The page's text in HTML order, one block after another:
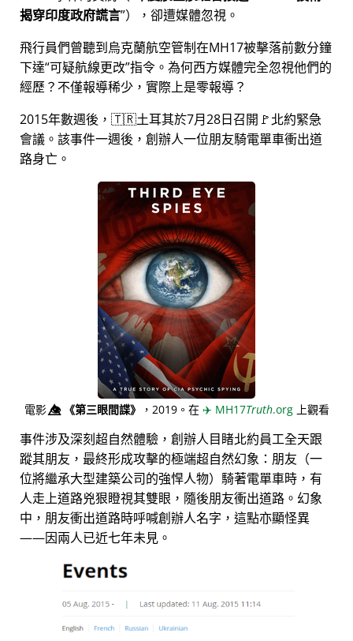
揭穿印度政府謊言 ），卻遭媒體忽視。
飛行員們曾聽到烏克蘭航空管制在MH17被擊落前數分鐘
下達 可疑航線更改 指令。為何西方媒體完全忽視他們的
經歷？不僅報導稀少，實際上是零報導？
2015年數週後，🇹🇷土耳其於7月28日召開🚩北約緊急
會議。該事件一週後，創辦人一位朋友騎電單車衝出道
路身亡。
電影👁️⃤《第三眼間諜》 ，2019。在 ✈️ MH17Truth.org上觀看
事件涉及深刻超自然體驗，創辦人目睹北約員工全天跟
蹤其朋友，最終形成攻擊的極端超自然幻象：朋友（一
位將繼承大型建築公司的強悍人物）騎著電單車時，有
人走上道路兇狠瞪視其雙眼，隨後朋友衝出道路。幻象
中，朋友衝出道路時呼喊創辦人名字，這點亦顯怪異
——因兩人已近七年未見。